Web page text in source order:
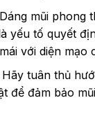
mũi phong
yếu tố quyết
với diện mạo
Hãy tuân thủ
để đảm bảo